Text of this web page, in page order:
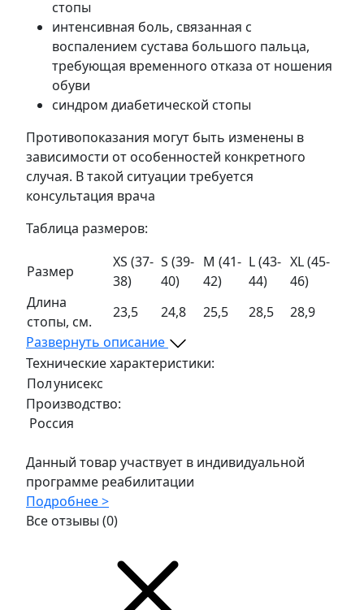
стопы
интенсивная боль, связанная с
воспалением сустава большого пальца,
требующая временного отказа от ношения
обуви
синдром диабетической стопы
Противопоказания могут быть изменены в
зависимости от особенностей конкретного
случая. В такой ситуации требуется
консультация врача
Таблица размеров:
Размер
XS (37-
38)
S (39-
40)
M (41-
42)
L (43-
44)
XL (45-
46)
Длина
стопы, см.
23,5 24,8 25,5 28,5
28,9
Развернуть описание
Технические характеристики:
Полунисекс
Производство:
Россия
Данный товар участвует в индивидуальной
программе реабилитации
Подробнее >
Все отзывы (0)